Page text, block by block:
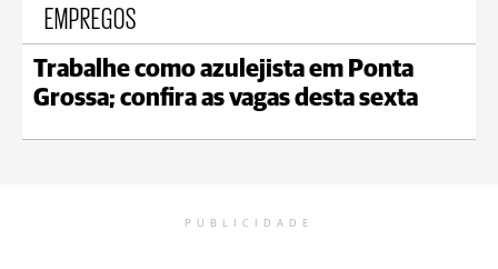
EMPREGOS
Trabalhe como azulejista em Ponta
Grossa; confira as vagas desta sexta
PUBLICIDADE